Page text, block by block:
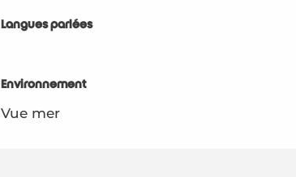
Langues parlées
Langues parlées
Environnement
Environnement
Vue mer